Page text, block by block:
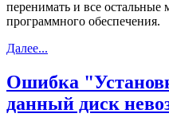
перенимать и все остальные
программного обеспечения.
Далее...
Ошибка
данный диск